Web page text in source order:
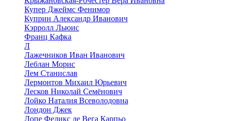
Купер Джеймс Фенимор
Куприн Александр Иванович
Кэрролл Льюис
Франц Кафка
Л
Лажечников Иван Иванович
Леблан Морис
Лем Станислав
Лермонтов Михаил Юрьевич
Лесков Николай Семёнович
Лойко Наталия Всеволодовна
Лондон Джек
Лопе Феликс де Вега Карпьо